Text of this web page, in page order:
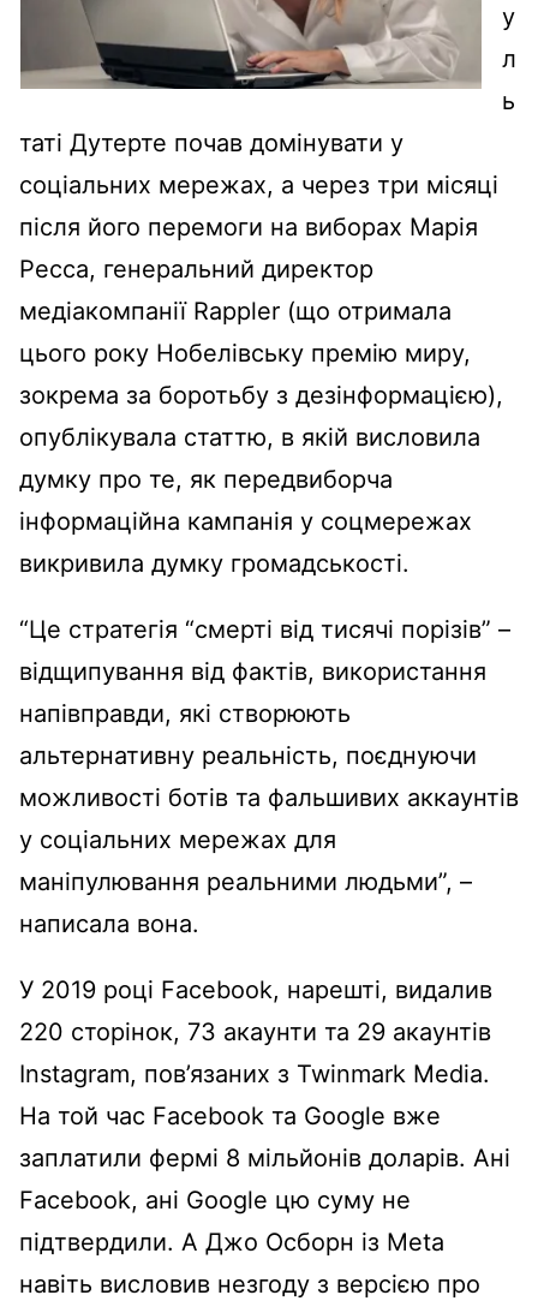
у
л
ь
таті Дутерте почав домінувати у
соціальних мережах, а через три місяці
після його перемоги на виборах Марія
Ресса, генеральний директор
медіакомпанії Rappler (що отримала
цього року Нобелівську премію миру,
зокрема за боротьбу з дезінформацією),
опублікувала статтю, в якій висловила
думку про те, як передвиборча
інформаційна кампанія у соцмережах
викривила думку громадськості.
“Це стратегія “смерті від тисячі порізів” –
відщипування від фактів, використання
напівправди, які створюють
альтернативну реальність, поєднуючи
можливості ботів та фальшивих аккаунтів
у соціальних мережах для
маніпулювання реальними людьми”, –
написала вона.
У 2019 році Facebook, нарешті, видалив
220 сторінок, 73 акаунти та 29 акаунтів
Instagram, пов’язаних з Twinmark Media.
На той час Facebook та Google вже
заплатили фермі 8 мільйонів доларів. Ані
Facebook, ані Google цю суму не
підтвердили. А Джо Осборн із Meta
навіть висловив незгоду з версією про